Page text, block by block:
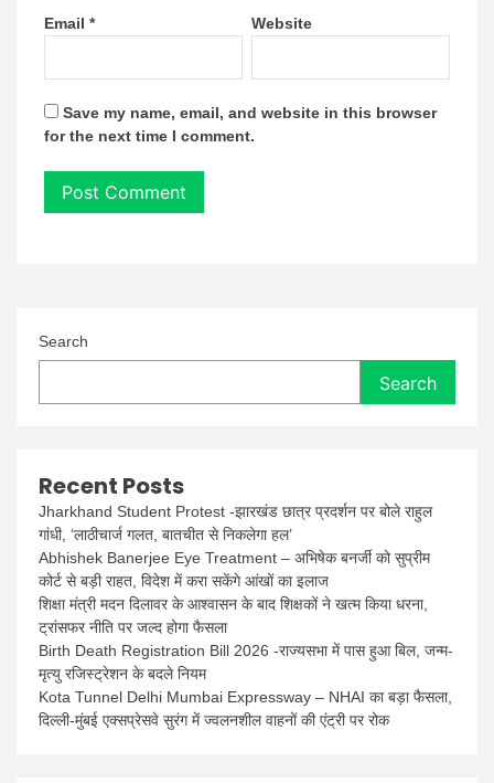
Email * Website
Save my name, email, and website in this browser
for the next time I comment.
Search
Search
Recent Posts
Jharkhand Student Protest -झारखंड छात्र प्रदर्शन पर बोले राहुल
गांधी, ‘लाठीचार्ज गलत, बातचीत से निकलेगा हल’
Abhishek Banerjee Eye Treatment – अभिषेक बनर्जी को सुप्रीम
कोर्ट से बड़ी राहत, विदेश में करा सकेंगे आंखों का इलाज
शिक्षा मंत्री मदन दिलावर के आश्वासन के बाद शिक्षकों ने खत्म किया धरना,
ट्रांसफर नीति पर जल्द होगा फैसला
Birth Death Registration Bill 2026 -राज्यसभा में पास हुआ बिल, जन्म-
मृत्यु रजिस्ट्रेशन के बदले नियम
Kota Tunnel Delhi Mumbai Expressway – NHAI का बड़ा फैसला,
दिल्ली-मुंबई एक्सप्रेसवे सुरंग में ज्वलनशील वाहनों की एंट्री पर रोक